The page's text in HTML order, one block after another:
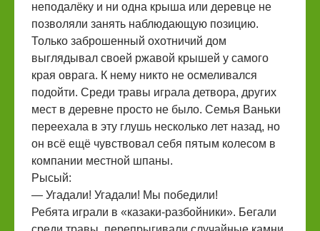
неподалёку и ни одна крыша или деревце не
позволяли занять наблюдающую позицию.
Только заброшенный охотничий дом
выглядывал своей ржавой крышей у самого
края оврага. К нему никто не осмеливался
подойти. Среди травы играла детвора, других
мест в деревне просто не было. Семья Ваньки
переехала в эту глушь несколько лет назад, но
он всё ещё чувствовал себя пятым колесом в
компании местной шпаны.
Рысый:
— Угадали! Угадали! Мы победили!
Ребята играли в «казаки-разбойники». Бегали